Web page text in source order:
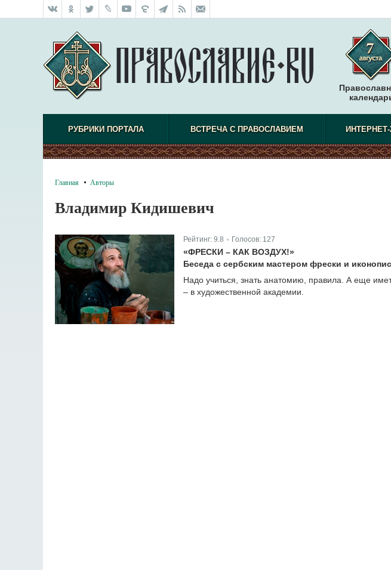
РУБРИКИ ПОРТАЛА ВСТРЕЧА С ПРАВОСЛАВИЕМ
Главная Авторы
Владимир Кидишевич
Рейтинг: 9.8 Голосов: 127
«ФРЕСКИ – КАК ВОЗДУХ!»
Беседа с сербским мастером фрески и
Надо учиться, знать анатомию, правила. А еще
– в художественной академии.